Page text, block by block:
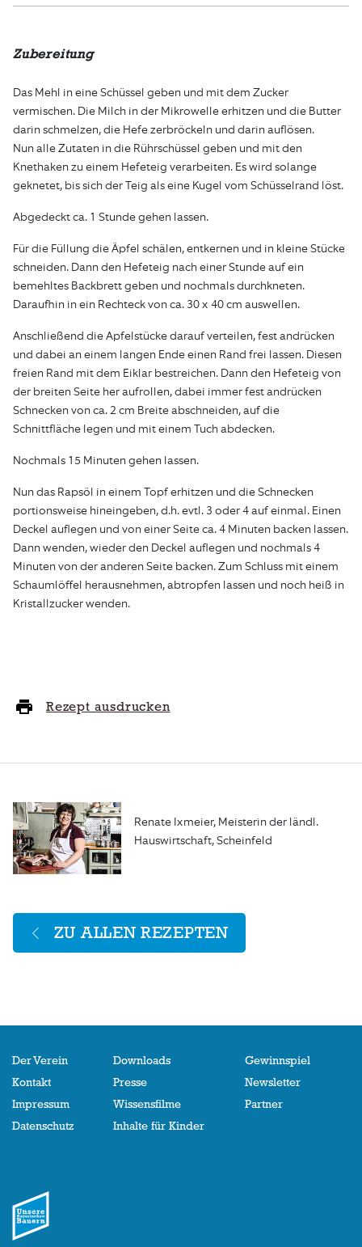
Zubereitung
Das Mehl in eine Schüssel geben und mit dem Zucker
vermischen. Die Milch in der Mikrowelle erhitzen und die Butter
darin schmelzen, die Hefe zerbröckeln und darin auflösen.
Nun alle Zutaten in die Rührschüssel geben und mit den
Knethaken zu einem Hefeteig verarbeiten. Es wird solange
geknetet, bis sich der Teig als eine Kugel vom Schüsselrand löst.
Abgedeckt ca. 1 Stunde gehen lassen.
Für die Füllung die Äpfel schälen, entkernen und in kleine Stücke
schneiden. Dann den Hefeteig nach einer Stunde auf ein
bemehltes Backbrett geben und nochmals durchkneten.
Daraufhin in ein Rechteck von ca. 30 x 40 cm auswellen.
Anschließend die Apfelstücke darauf verteilen, fest andrücken
und dabei an einem langen Ende einen Rand frei lassen. Diesen
freien Rand mit dem Eiklar bestreichen. Dann den Hefeteig von
der breiten Seite her aufrollen, dabei immer fest andrücken
Schnecken von ca. 2 cm Breite abschneiden, auf die
Schnittfläche legen und mit einem Tuch abdecken.
Nochmals 15 Minuten gehen lassen.
Nun das Rapsöl in einem Topf erhitzen und die Schnecken
portionsweise hineingeben, d.h. evtl. 3 oder 4 auf einmal. Einen
Deckel auflegen und von einer Seite ca. 4 Minuten backen lassen.
Dann wenden, wieder den Deckel auflegen und nochmals 4
Minuten von der anderen Seite backen. Zum Schluss mit einem
Schaumlöffel herausnehmen, abtropfen lassen und noch heiß in
Kristallzucker wenden.
Rezept ausdrucken
Renate Ixmeier, Meisterin der ländl.
Hauswirtschaft, Scheinfeld
ZU ALLEN REZEPTEN
Der Verein
Kontakt
Impressum
Datenschutz
Downloads
Presse
Wissensfilme
Inhalte für Kinder
Gewinnspiel
Newsletter
Partner